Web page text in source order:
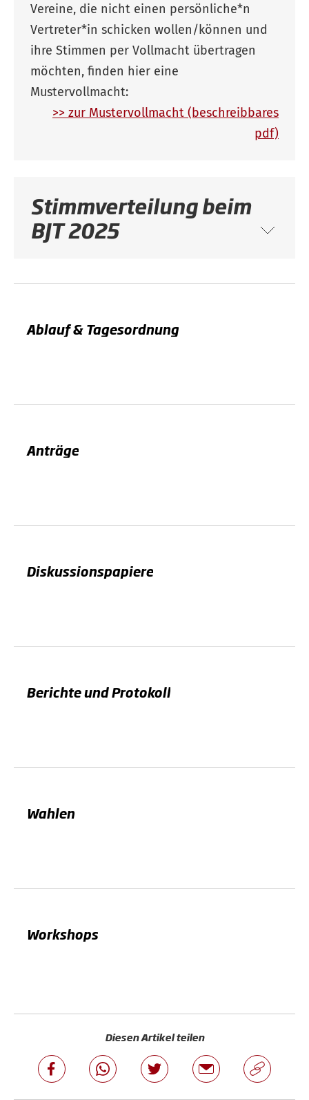
Vereine, die nicht einen persönliche*n
Vertreter*in schicken wollen/können und
ihre Stimmen per Vollmacht übertragen
möchten, finden hier eine
Mustervollmacht:
>> zur Mustervollmacht (beschreibbares
pdf)
Stimmverteilung beim
BJT 2025
Ablauf & Tagesordnung
Anträge
Diskussionspapiere
Berichte und Protokoll
Wahlen
Workshops
Diesen Artikel teilen